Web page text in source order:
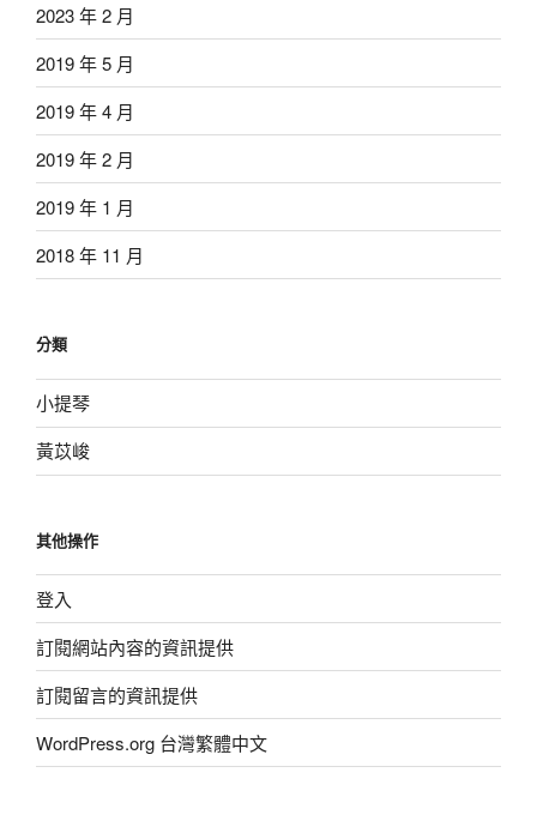
2023 年 2 月
2019 年 5 月
2019 年 4 月
2019 年 2 月
2019 年 1 月
2018 年 11 月
分類
小提琴
黃苡峻
其他操作
登入
訂閱網站內容的資訊提供
訂閱留言的資訊提供
WordPress.org 台灣繁體中文